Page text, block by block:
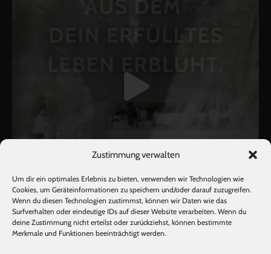
Zustimmung verwalten
Um dir ein optimales Erlebnis zu bieten, verwenden wir Technologien wie
Cookies, um Geräteinformationen zu speichern und/oder darauf zuzugreifen.
Wenn du diesen Technologien zustimmst, können wir Daten wie das
Surfverhalten oder eindeutige IDs auf dieser Website verarbeiten. Wenn du
deine Zustimmung nicht erteilst oder zurückziehst, können bestimmte
Merkmale und Funktionen beeinträchtigt werden.
Mehr laden Auf Instagram folgen